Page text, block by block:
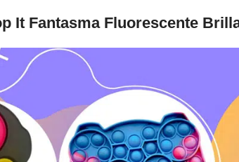
It Fantasma Fluorescente